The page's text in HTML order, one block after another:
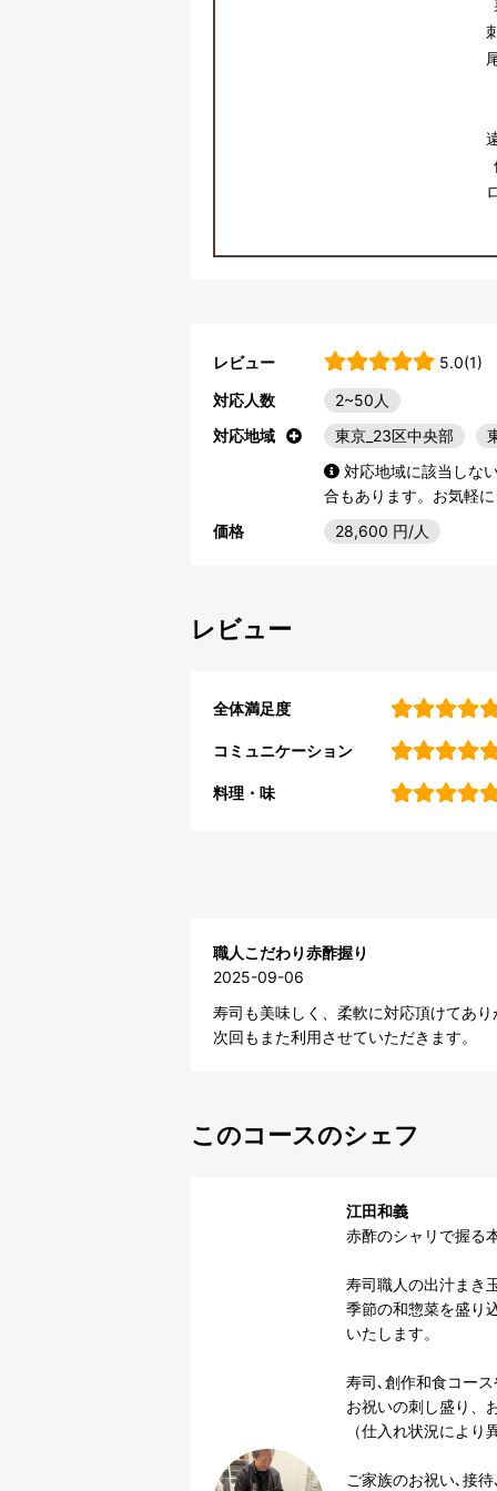
レビュー
5.0(1)
対応人数
2~50人
対応地域
東京_23区中央部
対応地域に該当しな
合もあります。お気軽
価格
28,600 円/人
レビュー
全体満足度
コミュニケーション
料理・味
職人こだわり赤酢握り
2025-09-06
寿司も美味しく、柔軟に対応頂けてあ
次回もまた利用させていただきます。
このコースのシェフ
江田和義
赤酢のシャリで握る
寿司職人の出汁まき
季節の和惣菜を盛り
いたします。
寿司､創作和食コー
お祝いの刺し盛り、
（仕入れ状況により
ご家族のお祝い､接